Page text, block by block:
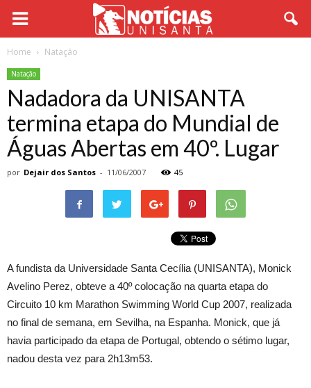
Home Natação
Natação
Nadadora da UNISANTA
termina etapa do Mundial de
Águas Abertas em 40º. Lugar
por Dejair dos Santos - 11/06/2007 45
A fundista da Universidade Santa Cecília (UNISANTA), Monick
Avelino Perez, obteve a 40º colocação na quarta etapa do
Circuito 10 km Marathon Swimming World Cup 2007, realizada
no final de semana, em Sevilha, na Espanha. Monick, que já
havia participado da etapa de Portugal, obtendo o sétimo lugar,
nadou desta vez para 2h13m53.